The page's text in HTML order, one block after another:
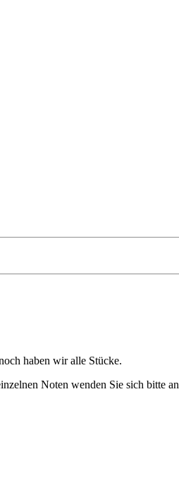
haben wir alle Stücke.
Noten wenden Sie sich bitte